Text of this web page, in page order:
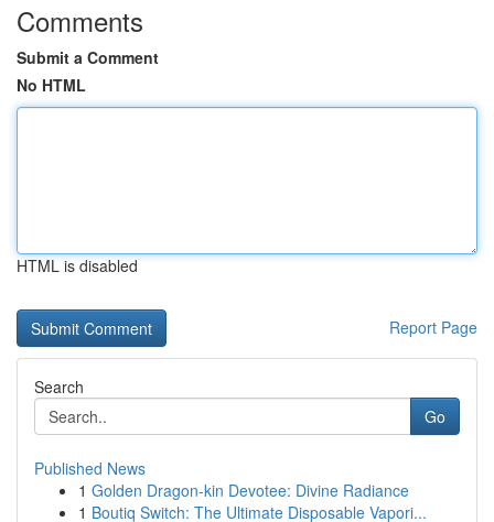
Comments
Submit a Comment
No HTML
HTML is disabled
Report Page
Search
Go
Published News
1 Golden Dragon-kin Devotee: Divine Radiance
1 Boutiq Switch: The Ultimate Disposable Vapori...